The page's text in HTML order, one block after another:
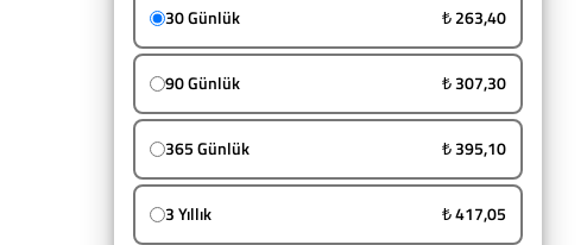
30 Günlük ₺ 263,40
90 Günlük ₺ 307,30
365 Günlük ₺ 395,10
3 Yıllık ₺ 417,05